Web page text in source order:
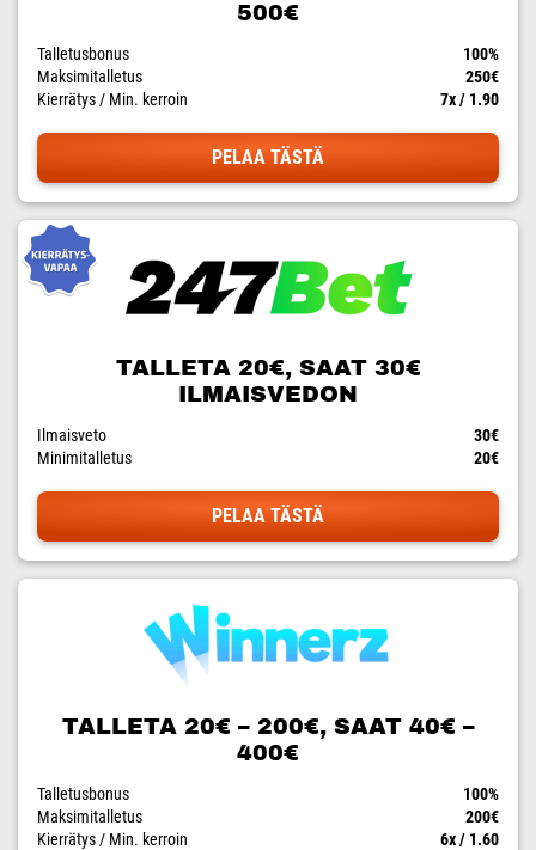
500€
Talletusbonus
100%
Maksimitalletus
250€
Kierrätys / Min. kerroin
7x / 1.90
PELAA TÄSTÄ
TALLETA 20€, SAAT 30€
ILMAISVEDON
Ilmaisveto
30€
Minimitalletus
20€
PELAA TÄSTÄ
TALLETA 20€ – 200€, SAAT 40€ –
400€
Talletusbonus
100%
Maksimitalletus
200€
Kierrätys / Min. kerroin
6x / 1.60